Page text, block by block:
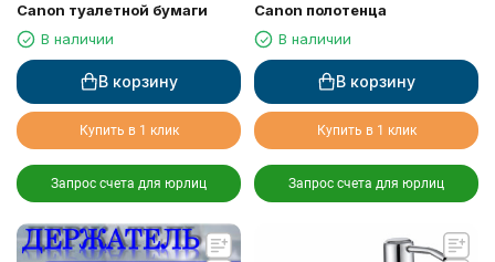
Canon туалетной бумаги
В наличии
В корзину
Купить в 1 клик
Запрос счета для юрлиц
Canon полотенца
В наличии
В корзину
Купить в 1 клик
Запрос счета для юрлиц